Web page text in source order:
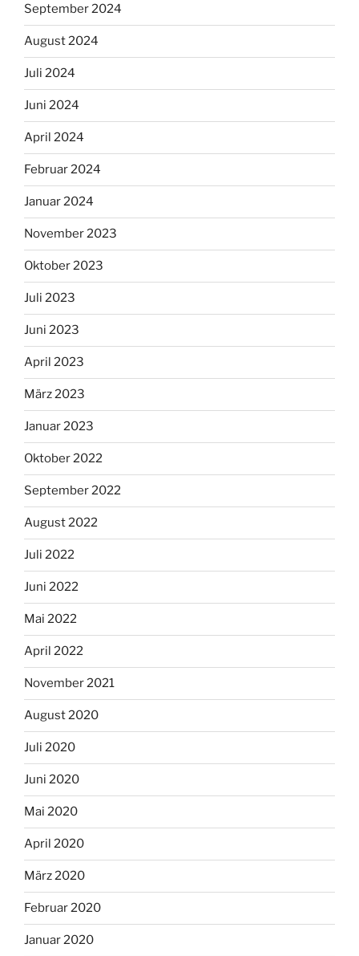
September 2024
August 2024
Juli 2024
Juni 2024
April 2024
Februar 2024
Januar 2024
November 2023
Oktober 2023
Juli 2023
Juni 2023
April 2023
März 2023
Januar 2023
Oktober 2022
September 2022
August 2022
Juli 2022
Juni 2022
Mai 2022
April 2022
November 2021
August 2020
Juli 2020
Juni 2020
Mai 2020
April 2020
März 2020
Februar 2020
Januar 2020